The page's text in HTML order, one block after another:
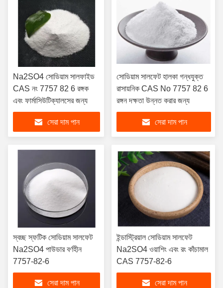
Na2SO4 সোডিয়াম সালফাইড
CAS নং 7757 82 6 রঙ্গক
এবং ফার্মাসিউটিক্যালসের জন্য
সেরা দাম পান
সোডিয়াম সালফেট হালকা গন্ধযুক্ত
রাসায়নিক CAS No 7757 82 6
রঙ্গন দক্ষতা উন্নত করার জন্য
সেরা দাম পান
স্বচ্ছ স্ফটিক সোডিয়াম সালফেট
Na2SO4 পাউডার বর্ণহীন
7757-82-6
সেরা দাম পান
ইন্ডাস্ট্রিয়াল সোডিয়াম সালফেট
Na2SO4 ওয়াশিং এবং রং কাঁচামাল
CAS 7757-82-6
সেরা দাম পান